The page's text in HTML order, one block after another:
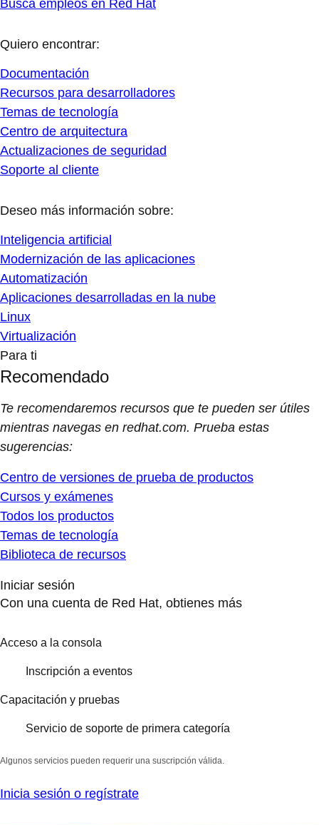
Busca empleos en Red Hat
Quiero encontrar:
Documentación
Recursos para desarrolladores
Temas de tecnología
Centro de arquitectura
Actualizaciones de seguridad
Soporte al cliente
Deseo más información sobre:
Inteligencia artificial
Modernización de las aplicaciones
Automatización
Aplicaciones desarrolladas en la nube
Linux
Virtualización
Para ti
Recomendado
Te recomendaremos recursos que te pueden ser útiles
mientras navegas en redhat.com. Prueba estas
sugerencias:
Centro de versiones de prueba de productos
Cursos y exámenes
Todos los productos
Temas de tecnología
Biblioteca de recursos
Iniciar sesión
Con una cuenta de Red Hat, obtienes más
Acceso a la consola
Inscripción a eventos
Capacitación y pruebas
Servicio de soporte de primera categoría
Algunos servicios pueden requerir una suscripción válida.
Inicia sesión o regístrate